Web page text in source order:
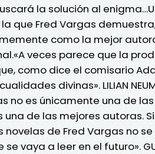
la solución al
que Fred Vargas
como la mejor
veces parece que la
como dice el comisario
divinas». LILIAN
no es únicamente una de
de las mejores autoras.
novelas de Fred Vargas no
vaya a leer en el futuro».